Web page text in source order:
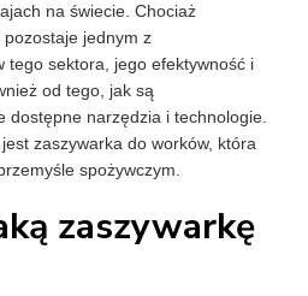
na świecie. Chociaż
jednym z
tego sektora, jego efektywność i
od tego, jak są
dostępne narzędzia i technologie.
zaszywarka do worków, która
spożywczym.
zaszywarkę